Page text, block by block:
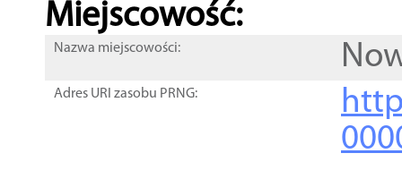
Miejscowość:
Nazwa miejscowości:
Adres URI zasobu PRNG: